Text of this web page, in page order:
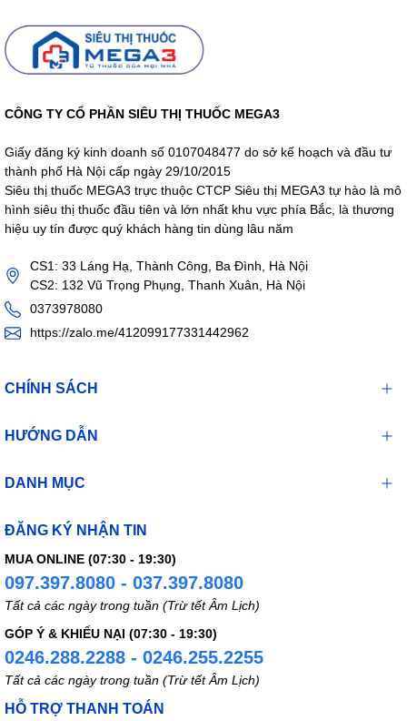
CÔNG TY CỔ PHẦN SIÊU THỊ THUỐC MEGA3
Giấy đăng ký kinh doanh số 0107048477 do sở kế hoạch và đầu tư
thành phố Hà Nội cấp ngày 29/10/2015
Siêu thị thuốc MEGA3 trực thuộc CTCP Siêu thị MEGA3 tự hào là mô
hình siêu thị thuốc đầu tiên và lớn nhất khu vực phía Bắc, là thương
hiệu uy tín được quý khách hàng tin dùng lâu năm
CS1: 33 Láng Hạ, Thành Công, Ba Đình, Hà Nội
CS2: 132 Vũ Trọng Phụng, Thanh Xuân, Hà Nội
0373978080
https://zalo.me/412099177331442962
CHÍNH SÁCH
HƯỚNG DẪN
DANH MỤC
ĐĂNG KÝ NHẬN TIN
MUA ONLINE (07:30 - 19:30)
097.397.8080 - 037.397.8080
Tất cả các ngày trong tuần (Trừ tết Âm Lịch)
GÓP Ý & KHIẾU NẠI (07:30 - 19:30)
0246.288.2288 - 0246.255.2255
Tất cả các ngày trong tuần (Trừ tết Âm Lịch)
HỖ TRỢ THANH TOÁN